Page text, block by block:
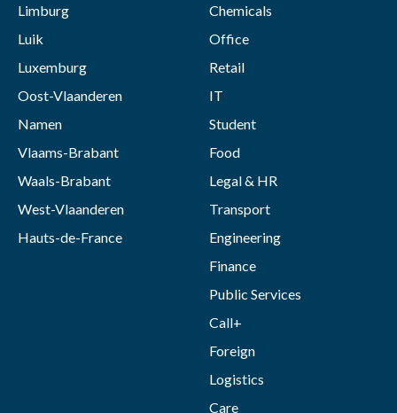
Limburg
Luik
Luxemburg
Oost-Vlaanderen
Namen
Vlaams-Brabant
Waals-Brabant
West-Vlaanderen
Hauts-de-France
Chemicals
Office
Retail
IT
Student
Food
Legal & HR
Transport
Engineering
Finance
Public Services
Call+
Foreign
Logistics
Care